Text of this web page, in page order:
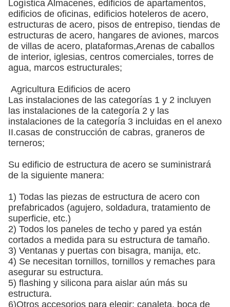
Logística Almacenes, edificios de apartamentos,
edificios de oficinas, edificios hoteleros de acero,
estructuras de acero, pisos de entrepiso, tiendas de
estructuras de acero, hangares de aviones, marcos
de villas de acero, plataformas,Arenas de caballos
de interior, iglesias, centros comerciales, torres de
agua, marcos estructurales;
Agricultura Edificios de acero
Las instalaciones de las categorías 1 y 2 incluyen
las instalaciones de la categoría 2 y las
instalaciones de la categoría 3 incluidas en el anexo
II.casas de construcción de cabras, graneros de
terneros;
Su edificio de estructura de acero se suministrará
de la siguiente manera:
1) Todas las piezas de estructura de acero con
prefabricados (agujero, soldadura, tratamiento de
superficie, etc.)
2) Todos los paneles de techo y pared ya están
cortados a medida para su estructura de tamaño.
3) Ventanas y puertas con bisagra, manija, etc.
4) Se necesitan tornillos, tornillos y remaches para
asegurar su estructura.
5) flashing y silicona para aislar aún más su
estructura.
6)Otros accesorios para elegir: canaleta, boca de